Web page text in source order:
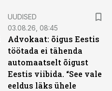
UUDISED
03.08.26, 08:45
Advokaat: õigus Eestis
töötada ei tähenda
automaatselt õigust
Eestis viibida. “See vale
eeldus läks ühele